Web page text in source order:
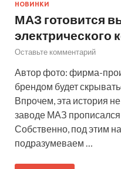
НОВИНКИ
МАЗ готовится
электрического
Оставьте комментарий
Автор фото: фирма-
брендом будет
Впрочем, эта история
заводе МАЗ прописался
Собственно, под этим
подразумеваем …